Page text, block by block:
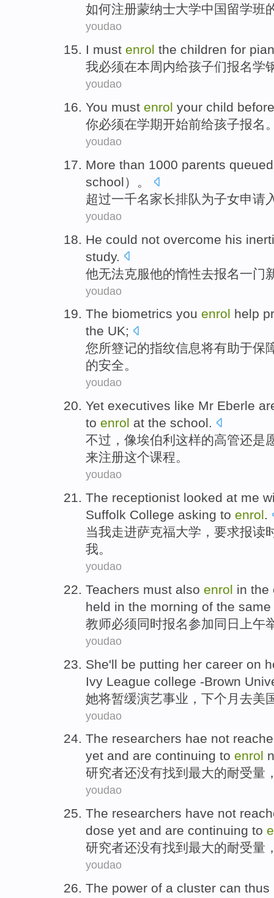
如何注册蒙纳士大学中国留学班
youdao
I must enrol the children for
我必须在本周内给孩子们报名学
youdao
You must enrol your child before
你必须在学期开始前给孩子报名
youdao
More than 1000 parents queued
school）。
超过一千名家长排队为子女申请
youdao
He could not overcome his
study.
他无法克服他的惰性去报名一门
youdao
The biometrics you enrol help
the UK;
您所簦记的指纹信息将有助于保
的安全。
youdao
Yet executives like Mr Eberle
to enrol at the school.
不过 ， 像埃伯利这样的高管还是
来注册这个课程。
youdao
The receptionist looked at me
Suffolk College asking to enrol.
当我走进萨克福大学 ， 要求报读
我。
youdao
Teachers must also enrol in the
held in the morning of the same
教师必须同时报名参加同日 上午
youdao
She'll be putting her career on
Ivy League college -Brown
她将暂缓演艺事业， 下个 月去美
youdao
The researchers hae not
yet and are continuing to enrol
研究者还没有找到 最大的耐受量
youdao
The researchers have not
dose yet and are continuing to
研究者还没有找到 最大的耐受量
youdao
The power of a cluster can thus